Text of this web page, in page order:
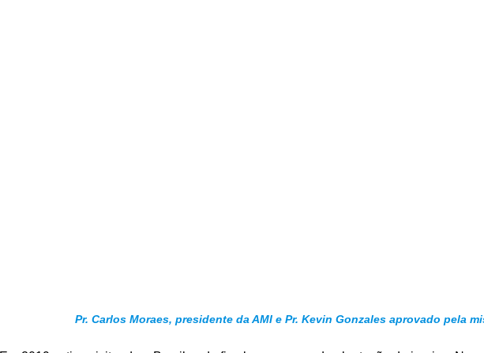
Pr. Carlos Moraes, presidente da AMI e Pr. Kevin Gonzales aprovado pela